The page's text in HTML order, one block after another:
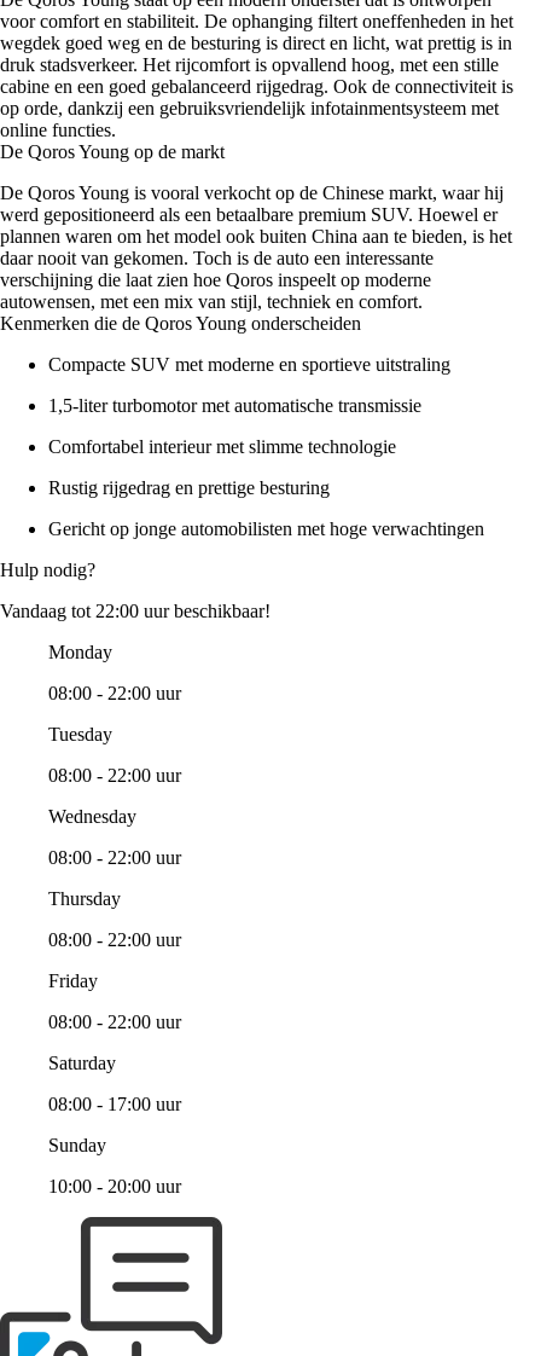
voor comfort en stabiliteit. De ophanging filtert oneffenheden in het
wegdek goed weg en de besturing is direct en licht, wat prettig is in
druk stadsverkeer. Het rijcomfort is opvallend hoog, met een stille
cabine en een goed gebalanceerd rijgedrag. Ook de connectiviteit is
op orde, dankzij een gebruiksvriendelijk infotainmentsysteem met
online functies.
De Qoros Young op de markt
De Qoros Young is vooral verkocht op de Chinese markt, waar hij
werd gepositioneerd als een betaalbare premium SUV. Hoewel er
plannen waren om het model ook buiten China aan te bieden, is het
daar nooit van gekomen. Toch is de auto een interessante
verschijning die laat zien hoe Qoros inspeelt op moderne
autowensen, met een mix van stijl, techniek en comfort.
Kenmerken die de Qoros Young onderscheiden
Compacte SUV met moderne en sportieve uitstraling
1,5-liter turbomotor met automatische transmissie
Comfortabel interieur met slimme technologie
Rustig rijgedrag en prettige besturing
Gericht op jonge automobilisten met hoge verwachtingen
Hulp nodig?
Vandaag tot 22:00 uur beschikbaar!
Monday
08:00 - 22:00 uur
Tuesday
08:00 - 22:00 uur
Wednesday
08:00 - 22:00 uur
Thursday
08:00 - 22:00 uur
Friday
08:00 - 22:00 uur
Saturday
08:00 - 17:00 uur
Sunday
10:00 - 20:00 uur